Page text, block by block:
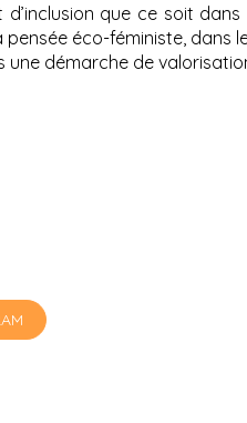
que ce soit
éco-féministe, dans
démarche de